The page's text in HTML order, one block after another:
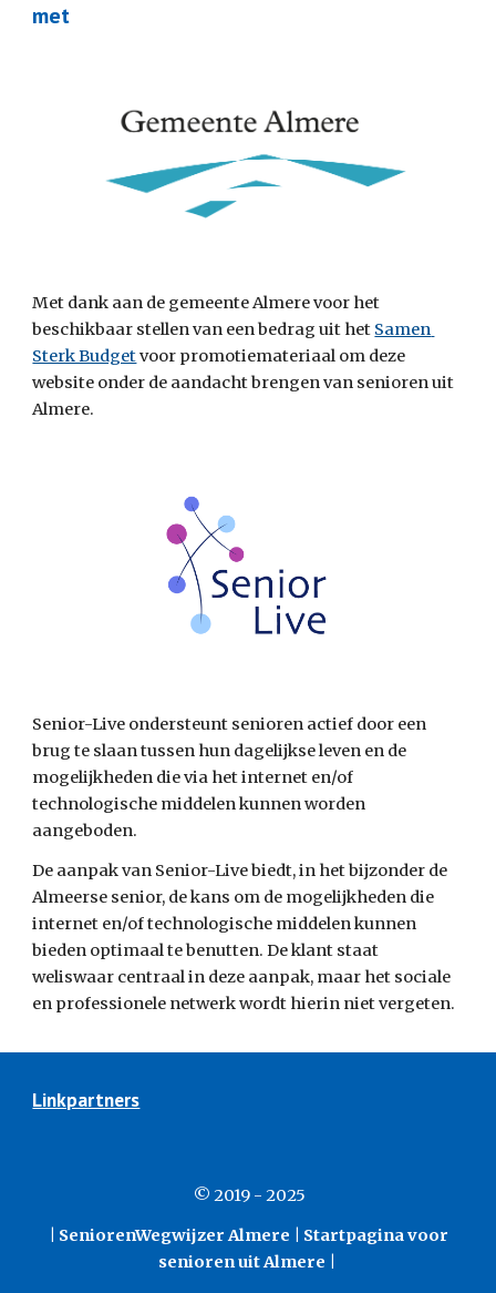
met
Met dank aan de gemeente Almere voor het
beschikbaar stellen van een bedrag uit het Samen
Sterk Budget voor promotiemateriaal om deze
website onder de aandacht brengen van senioren uit
Almere.
Senior-Live ondersteunt senioren actief door een
brug te slaan tussen hun dagelijkse leven en de
mogelijkheden die via het internet en/of
technologische middelen kunnen worden
aangeboden.
De aanpak van Senior-Live biedt, in het bijzonder de
Almeerse senior, de kans om de mogelijkheden die
internet en/of technologische middelen kunnen
bieden optimaal te benutten. De klant staat
weliswaar centraal in deze aanpak, maar het sociale
en professionele netwerk wordt hierin niet vergeten.
Linkpartners
© 2019 - 2025
| SeniorenWegwijzer Almere | Startpagina voor
senioren uit Almere |